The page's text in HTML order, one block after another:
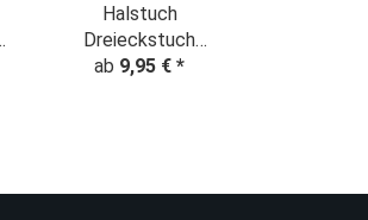
Halstuch
Dreieckstuch
"Eisbären" staubblau
ab 9,95 € *